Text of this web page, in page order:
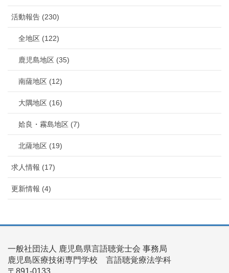
活動報告 (230)
全地区 (122)
鹿児島地区 (35)
南薩地区 (12)
大隅地区 (16)
姶良・霧島地区 (7)
北薩地区 (19)
求人情報 (17)
更新情報 (4)
一般社団法人 鹿児島県言語聴覚士会 事務局
鹿児島医療技術専門学校 言語聴覚療法学科
〒891-0133